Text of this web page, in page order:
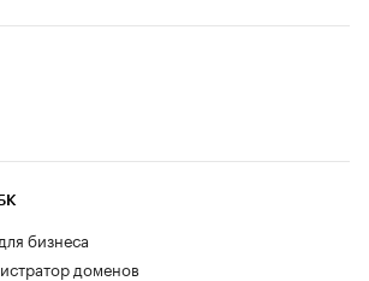
бизнеса
доменов